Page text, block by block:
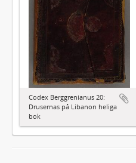
Codex Berggrenianus 20:
Drusernas på Libanon heliga
bok